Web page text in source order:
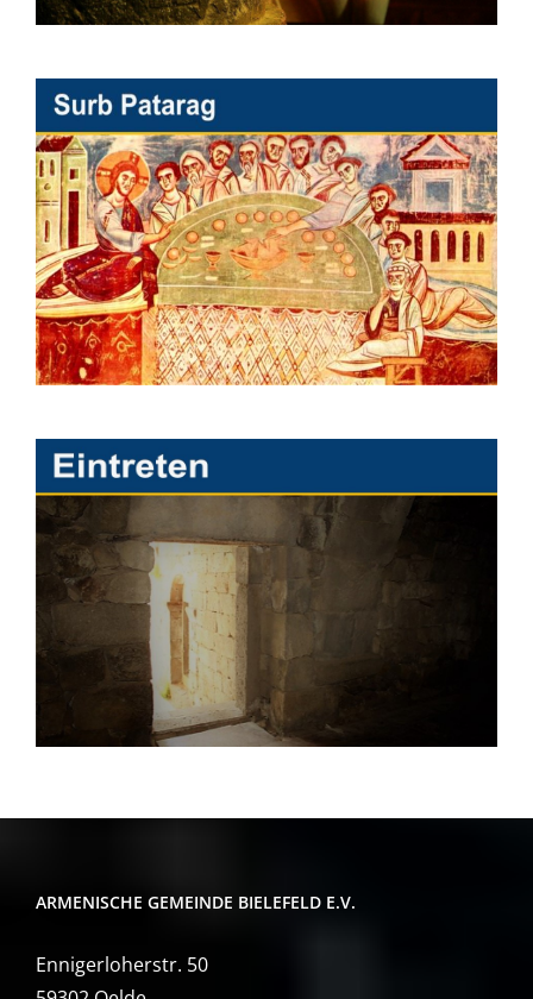
ARMENISCHE GEMEINDE BIELEFELD E.V.
Ennigerloherstr. 50